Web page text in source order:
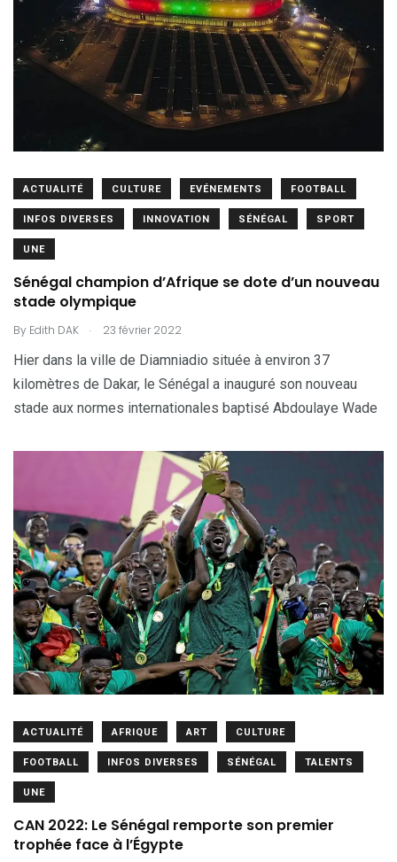
ACTUALITÉ CULTURE EVÉNEMENTS FOOTBALL
INFOS DIVERSES INNOVATION SÉNÉGAL SPORT
UNE
Sénégal champion d’Afrique se dote d’un nouveau
stade olympique
By Edith DAK . 23 février 2022
Hier dans la ville de Diamniadio située à environ 37
kilomètres de Dakar, le Sénégal a inauguré son nouveau
stade aux normes internationales baptisé Abdoulaye Wade
ACTUALITÉ AFRIQUE ART CULTURE
FOOTBALL INFOS DIVERSES SÉNÉGAL TALENTS
UNE
CAN 2022: Le Sénégal remporte son premier
trophée face à l’Égypte